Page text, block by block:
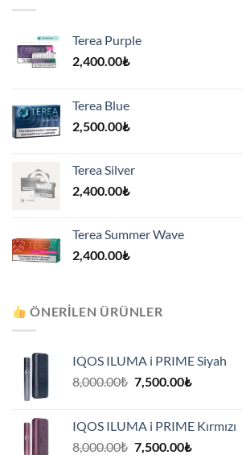
Terea Purple
2,400.00₺
Terea Blue
2,500.00₺
Terea Silver
2,400.00₺
Terea Summer Wave
2,400.00₺
ÖNERILEN ÜRÜNLER
IQOS ILUMA i PRIME Siyah
8,000.00₺ Orijinal
7,500.00₺Şu
7,500.00₺.
IQOS ILUMA i PRIME Kırmızı
8,000.00₺ Orijinal
7,500.00₺Şu